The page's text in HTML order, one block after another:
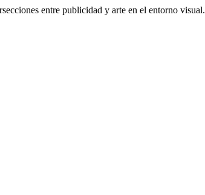
entre publicidad y arte en el entorno visual.